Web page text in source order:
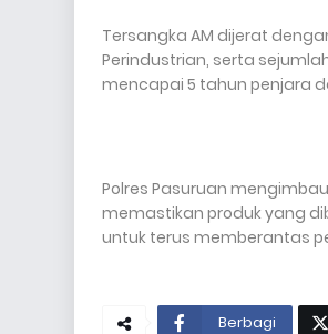
Tersangka AM dijerat
Perindustrian, serta
mencapai 5 tahun penjara
Polres Pasuruan
memastikan produk yang
untuk terus memberantas
Berbagi